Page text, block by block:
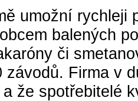
umožní rychleji
balených
či
závodů. Firma v
že spotřebitelé